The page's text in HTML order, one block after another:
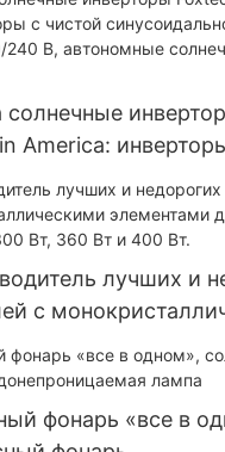
система 120
America:
волной, 4
лучших и
с
182 мм,
Вт.
фонарь «все в